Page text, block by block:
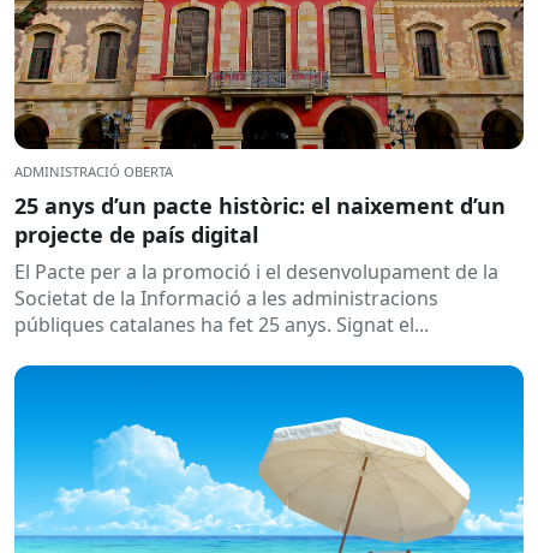
ADMINISTRACIÓ OBERTA
25 anys d’un pacte històric: el naixement d’un
projecte de país digital
El Pacte per a la promoció i el desenvolupament de la
Societat de la Informació a les administracions
públiques catalanes ha fet 25 anys. Signat el...